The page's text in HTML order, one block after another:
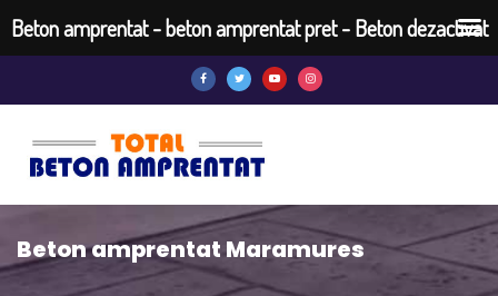
Beton amprentat Maramures
Beton amprentat - beton amprentat pret - Beton dezactivat